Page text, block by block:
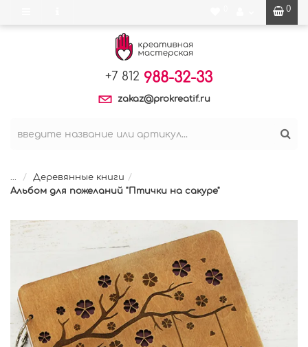
0
+7 812 988-32-33
zakaz@prokreatif.ru
...
Деревянные книги
Альбом для пожеланий "Птички на сакуре"